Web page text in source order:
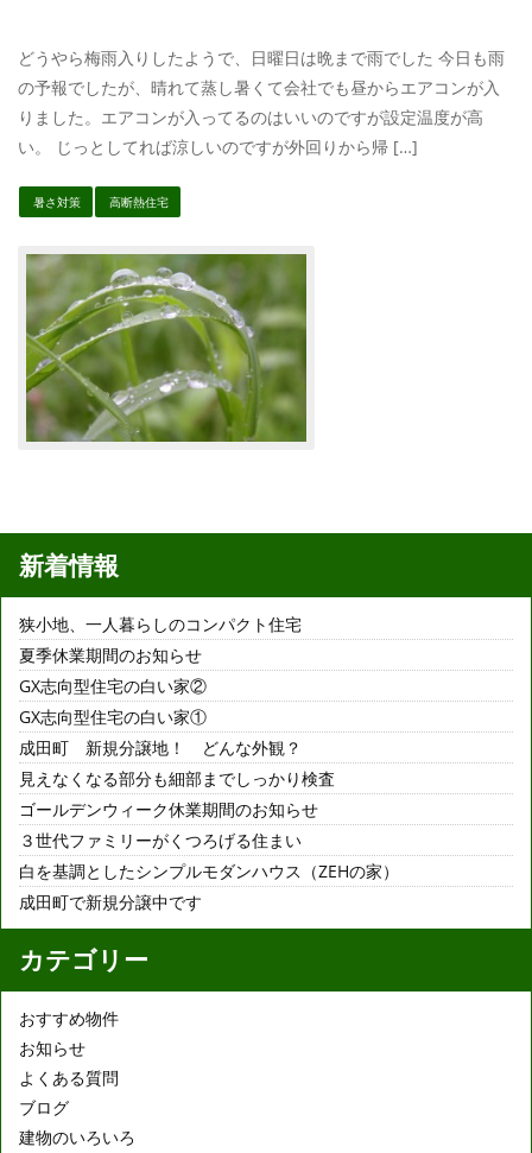
どうやら梅雨入りしたようで、日曜日は晩まで雨でした 今日も雨
の予報でしたが、晴れて蒸し暑くて会社でも昼からエアコンが入
りました。エアコンが入ってるのはいいのですが設定温度が高
い。 じっとしてれば涼しいのですが外回りから帰 […]
暑さ対策 高断熱住宅
新着情報
狭小地、一人暮らしのコンパクト住宅
夏季休業期間のお知らせ
GX志向型住宅の白い家②
GX志向型住宅の白い家①
成田町 新規分譲地！ どんな外観？
見えなくなる部分も細部までしっかり検査
ゴールデンウィーク休業期間のお知らせ
３世代ファミリーがくつろげる住まい
白を基調としたシンプルモダンハウス（ZEHの家）
成田町で新規分譲中です
カテゴリー
おすすめ物件
お知らせ
よくある質問
ブログ
建物のいろいろ